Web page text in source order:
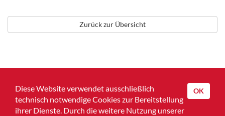
Zurück zur Übersicht
OK
Diese Website verwendet ausschließlich
technisch notwendige Cookies zur Bereitstellung
ihrer Dienste. Durch die weitere Nutzung unserer